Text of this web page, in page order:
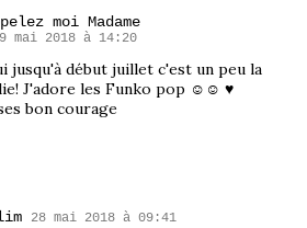
moi Madame
mai 2018 à 14:20
jusqu'à début juillet c'est un peu la
J'adore les Funko pop ☺☺ ♥
bon courage
28 mai 2018 à 09:41